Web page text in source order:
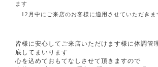
ます
12月中にご来店のお客様に適用させていただきま
皆様に安心してご来店いただけます様に体調管
底してまいります
心を込めておもてなしさせて頂きますので